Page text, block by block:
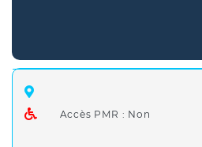
Accès PMR : Non